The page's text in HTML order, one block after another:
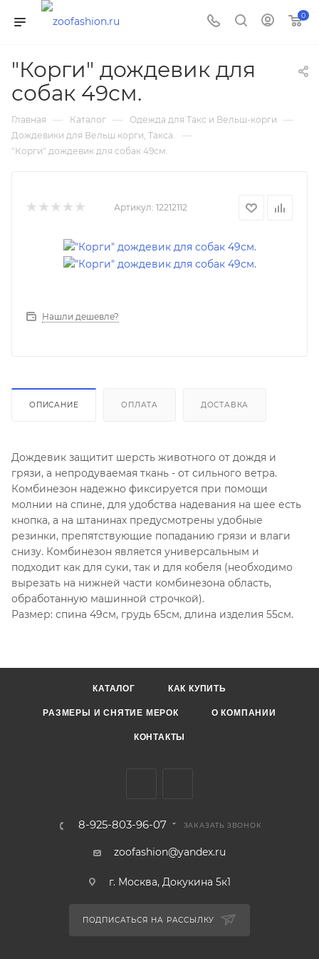
0
"Корги" дождевик для
собак 49см.
Главная — Каталог — Одежда для Такс и Вельш-корги —
Дождевики для Вельш корги, Такса. —
"Корги" дождевик для собак 49см.
Артикул: 12212112
Нашли дешевле?
ОПИСАНИЕ ОПЛАТА ДОСТАВКА
Дождевик защитит шерсть животного от дождя и
грязи, а непродуваемая ткань - от сильного ветра.
Комбинезон надежно фиксируется при помощи
молнии на спине, для удобства надевания на шее есть
кнопка, а на штанинах предусмотрены удобные
резинки, препятствующие попаданию грязи и влаги
снизу. Комбинезон является универсальным и
подходит как для суки, так и для кобеля (необходимо
вырезать на нижней части комбинезона область,
обработанную машинной строчкой).
Размер: спина 49см, грудь 65см, длина изделия 55см.
КАТАЛОГ КАК КУПИТЬ
РАЗМЕРЫ И СНЯТИЕ МЕРОК О КОМПАНИИ
КОНТАКТЫ
8-925-803-96-07 ЗАКАЗАТЬ ЗВОНОК
zoofashion@yandex.ru
г. Москва, Докукина 5к1
ПОДПИСАТЬСЯ НА РАССЫЛКУ